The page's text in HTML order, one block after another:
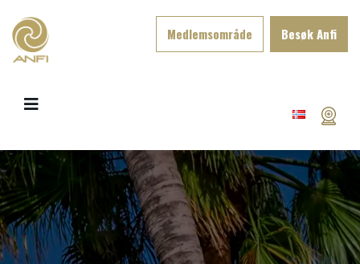
Medlemsområde Besøk Anfi